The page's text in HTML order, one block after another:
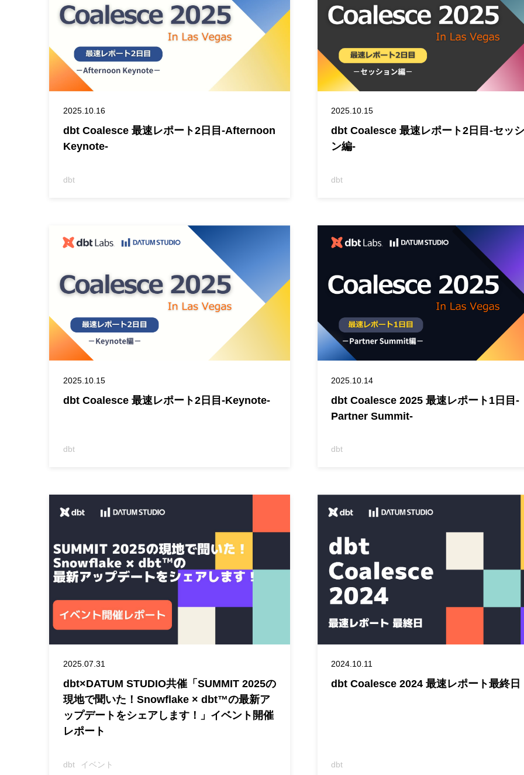
2025.10.16
dbt Coalesce 最速レポート2日目-Afternoon
Keynote-
dbt
2025.10.15
dbt Coalesce 最速レポート2日目-セッ
ン編-
dbt
2025.10.15
dbt Coalesce 最速レポート2日目-Keynote-
dbt
2025.10.14
dbt Coalesce 2025 最速レポート1日目-
Partner Summit-
dbt
2025.07.31
dbt×DATUM STUDIO共催「SUMMIT 2025の
現地で聞いた！Snowflake × dbt™の最新ア
ップデートをシェアします！」イベント開催
レポート
dbt イベント
2024.10.11
dbt Coalesce 2024 最速レポート最終日
dbt